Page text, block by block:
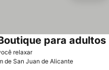
relaxar
para adultos
de San Juan de Alicante